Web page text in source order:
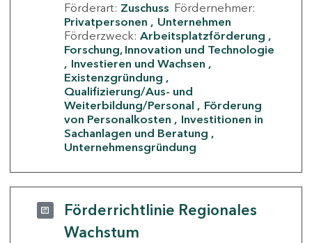
Förderart: Zuschuss Fördernehmer:
Privatpersonen
Unternehmen
Förderzweck: Arbeitsplatzförderung
Forschung, Innovation und Technologie
Investieren und Wachsen
Existenzgründung
Qualifizierung/Aus- und
Weiterbildung/Personal
Förderung
von Personalkosten
Investitionen in
Sachanlagen und Beratung
Unternehmensgründung
Förderrichtlinie Regionales
Wachstum